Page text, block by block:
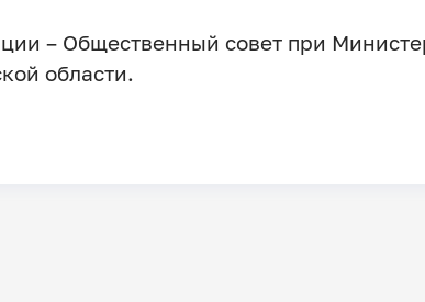
– Общественный совет при
области.